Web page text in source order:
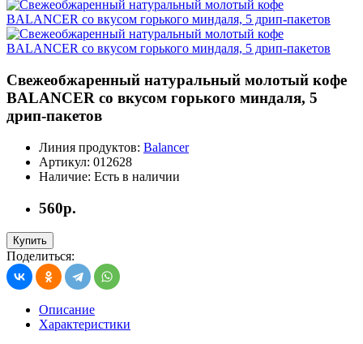
Свежеобжаренный натуральный молотый кофе
BALANCER со вкусом горького миндаля, 5
дрип-пакетов
Линия продуктов: Balancer
Артикул: 012628
Наличие: Есть в наличии
560р.
Купить
Поделиться:
Описание
Характеристики